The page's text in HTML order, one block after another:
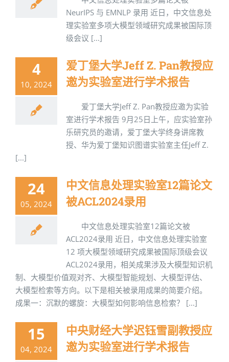
NeurIPS 与 EMNLP 录用 近日，中文信息处
理实验室多项大模型领域研究成果被国际顶
级会议 [...]
4
10, 2024
爱丁堡大学Jeff Z. Pan教授应
邀为实验室进行学术报告
爱丁堡大学Jeff Z. Pan教授应邀为实验
室进行学术报告 9月25日上午，应实验室孙
乐研究员的邀请，爱丁堡大学终身讲席教
授、华为爱丁堡知识图谱实验室主任Jeff Z.
[...]
24
05, 2024
中文信息处理实验室12篇论文
被ACL2024录用
中文信息处理实验室12篇论文被
ACL2024录用 近日，中文信息处理实验室
12 项大模型领域研究成果被国际顶级会议
ACL2024录用，相关成果涉及大模型知识机
制、大模型价值观对齐、大模型智能规划、大模型评估、
大模型检索等方向。以下是相关被录用成果的简要介绍。
成果一：沉默的螺旋：大模型如何影响信息检索？ [...]
15
04, 2024
中央财经大学迟钰雪副教授应
邀为实验室进行学术报告